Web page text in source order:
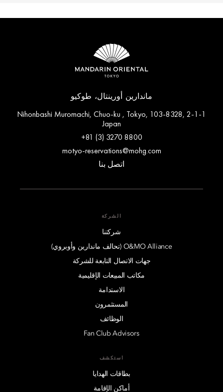
ماندارين أورينتال، طوكيو
2-1-1 Nihonbashi Muromachi, Chuo-ku , Tokyo, 103-8328,
Japan
+81 (3) 3270 8800
motyo-reservations@mohg.com
اتصل بنا
الشركة
شركتنا
O&MO Alliance (تحالف ماندارين وأوبروي)
جهات الاتصال التابعة للشركة
مكاتب المبيعات الإقليمية
الاستدامة
المستثمرون
الوظائف
Fan Club Advisors
استكشف
بطاقات الهدايا
أماكن الإقامة